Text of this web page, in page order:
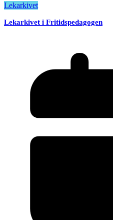
Lekarkivet
Lekarkivet i Fritidspedagogen